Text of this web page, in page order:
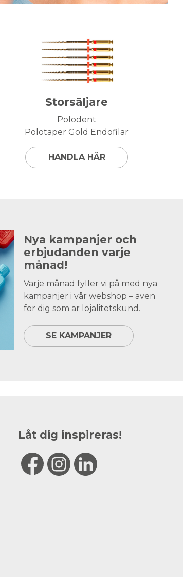
Storsäljare
Polodent
Polotaper Gold Endofilar
HANDLA HÄR
Nya kampanjer och
erbjudanden varje
månad!
Varje månad fyller vi på med nya
kampanjer i vår webshop – även
för dig som är lojalitetskund.
SE KAMPANJER
Låt dig inspireras!